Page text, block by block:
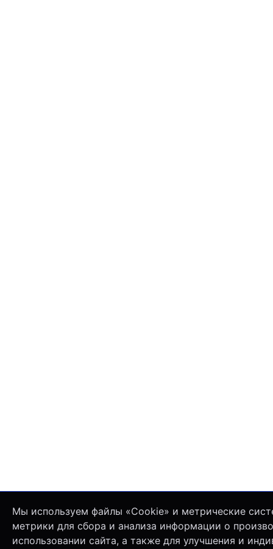
Мы используем файлы «Cookie» и метрические
метрики для сбора и анализа информации о
использовании сайта, а также для улучшения и